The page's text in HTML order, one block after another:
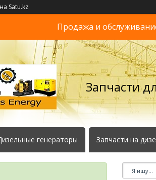
на Satu.kz
Продажа и
Запчасти
генераторы Запчасти на